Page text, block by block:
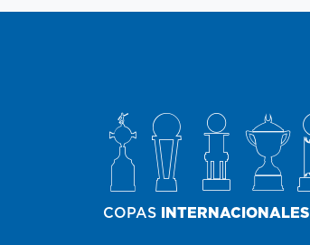
COPAS INTERNACIONALES